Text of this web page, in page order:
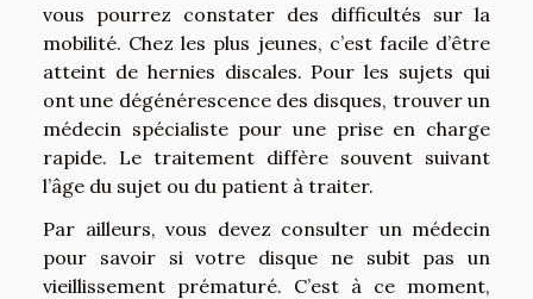
vous pourrez constater des difficultés sur la
mobilité. Chez les plus jeunes, c’est facile d’être
atteint de hernies discales. Pour les sujets qui
ont une dégénérescence des disques, trouver un
médecin spécialiste pour une prise en charge
rapide. Le traitement diffère souvent suivant
l’âge du sujet ou du patient à traiter.
Par ailleurs, vous devez consulter un médecin
pour savoir si votre disque ne subit pas un
vieillissement prématuré. C’est à ce moment,